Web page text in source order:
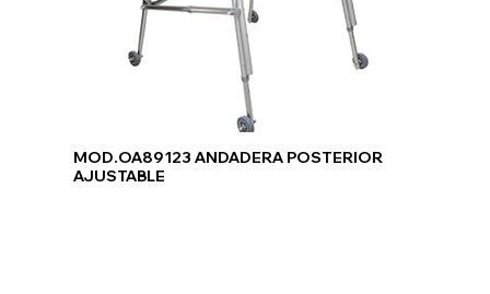
MOD.OA89123 ANDADERA POSTERIOR
AJUSTABLE